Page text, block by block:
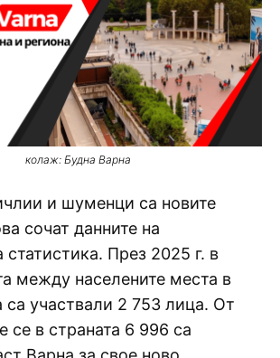
колаж: Будна Варна
и шуменци са новите
сочат данните на
статистика. През 2025 г. в
между населените места в
са участвали 2 753 лица. От
се в страната 6 996 са